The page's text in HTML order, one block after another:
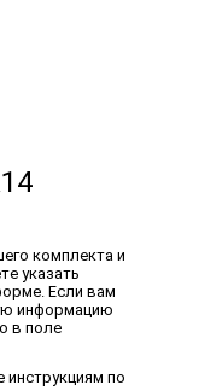
комплекта и
указать
Если вам
информацию
в поле
инструкциям по